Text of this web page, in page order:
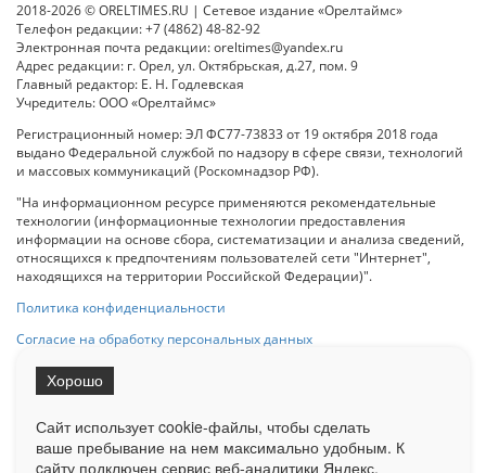
2018-2026 © ORELTIMES.RU | Сетевое издание «Орелтаймс»
Телефон редакции: +7 (4862) 48-82-92
Электронная почта редакции: oreltimes@yandex.ru
Адрес редакции: г. Орел, ул. Октябрьская, д.27, пом. 9
Главный редактор: Е. Н. Годлевская
Учредитель: ООО «Орелтаймс»
Регистрационный номер: ЭЛ ФС77-73833 от 19 октября 2018 года
выдано Федеральной службой по надзору в сфере связи, технологий
и массовых коммуникаций (Роскомнадзор РФ).
"На информационном ресурсе применяются рекомендательные
технологии (информационные технологии предоставления
информации на основе сбора, систематизации и анализа сведений,
относящихся к предпочтениям пользователей сети "Интернет",
находящихся на территории Российской Федерации)".
Политика конфиденциальности
Согласие на обработку персональных данных
на Сетевое издание «ОрелТаймс» обязательна.
Сайт использует cookie-файлы, чтобы сделать
ваше пребывание на нем максимально удобным. К
cайту подключен сервис веб-аналитики Яндекс.
Хорошо